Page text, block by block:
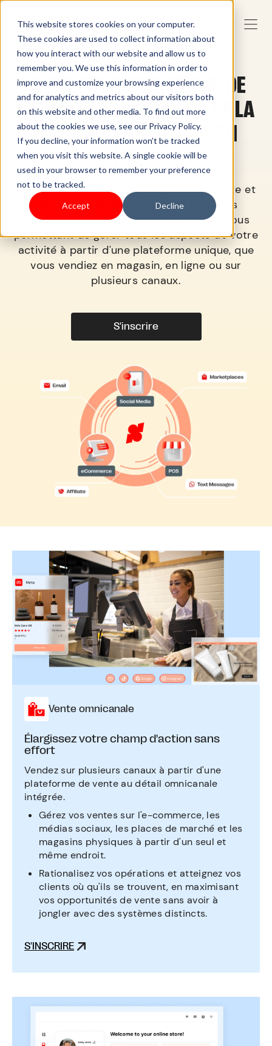
This website stores cookies on your computer.
These cookies are used to collect information about
how you interact with our website and allow us to
remember you. We use this information in order to
improve and customize your browsing experience
and for analytics and metrics about our visitors both
on this website and other media. To find out more
about the cookies we use, see our Privacy Policy.
If you decline, your information won’t be tracked
when you visit this website. A single cookie will be
used in your browser to remember your preference
not to be tracked.
Accept Decline
UNIFIEZ VOS OPÉRATIONS DE
RETRAIT OMNICHANNEL, DE LA
VITRINE À LA BOUTIQUE EN
LIGNE
Nos solutions complètes de point de vente et
de commerce électronique offrent des
capacités omnicanales transparentes, vous
permettant de gérer tous les aspects de votre
activité à partir d'une plateforme unique, que
vous vendiez en magasin, en ligne ou sur
plusieurs canaux.
S'inscrire
Vente omnicanale
Élargissez votre champ d'action sans
effort
Vendez sur plusieurs canaux à partir d'une
plateforme de vente au détail omnicanale
intégrée.
Gérez vos ventes sur l'e-commerce, les
médias sociaux, les places de marché et les
magasins physiques à partir d'un seul et
même endroit.
Rationalisez vos opérations et atteignez vos
clients où qu'ils se trouvent, en maximisant
vos opportunités de vente sans avoir à
jongler avec des systèmes distincts.
S'INSCRIRE